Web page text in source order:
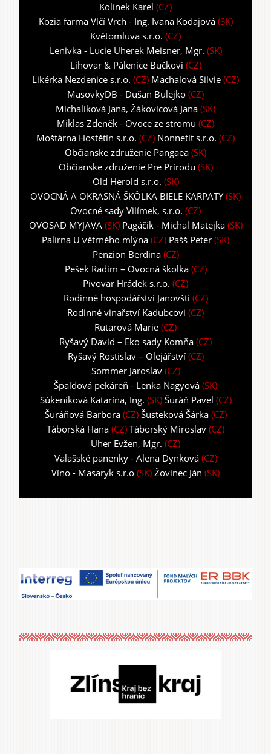
Kolínek Karel (CZ)
Kozia farma Vlčí Vrch - Ing. Ivana Kodajová(SK)
Květomluva s.r.o. (CZ)
Lenivka - Lucie Uherek Meisner, Mgr. (SK)
Lihovar & Pálenice Bučkovi (CZ)
Likérka Nezdenice s.r.o. (CZ) Machalová Silvie (CZ)
MasovkyDB - Dušan Bulejko (CZ)
Michaliková Jana, Žákovicová Jana (SK)
Miklas Zdeněk - Ovoce ze stromu (CZ)
Moštárna Hostětín s.r.o. (CZ) Nonnetit s.r.o. (CZ)
Občianske združenie Pangaea (SK)
Občianske združenie Pre Prírodu (SK)
Old Herold s.r.o. (SK)
OVOCNÁ A OKRASNÁ ŠKÔLKA BIELE KARPATY(SK)
Ovocné sady Vilímek, s.r.o. (CZ)
OVOSAD MYJAVA(SK) Pagáčik - Michal Matejka(SK)
Palírna U větrného mlýna (CZ) Pašš Peter (SK)
Penzion Berdina(CZ)
Pešek Radim – Ovocná školka(CZ)
Pivovar Hrádek s.r.o. (CZ)
Rodinné hospodářství Janovští (CZ)
Rodinné vinařství Kadubcovi (CZ)
Rutarová Marie (CZ)
Ryšavý David – Eko sady Komňa (CZ)
Ryšavý Rostislav – Olejářství(CZ)
Sommer Jaroslav(CZ)
Špaldová pekáreň - Lenka Nagyová (SK)
Súkeníková Katarína, Ing. (SK) Šuráň Pavel (CZ)
Šuráňová Barbora(CZ) Šusteková Šárka(CZ)
Táborská Hana (CZ) Táborský Miroslav (CZ)
Uher Evžen, Mgr. (CZ)
Valašské panenky - Alena Dynková(CZ)
Víno - Masaryk s.r.o (SK) Žovinec Ján (SK)